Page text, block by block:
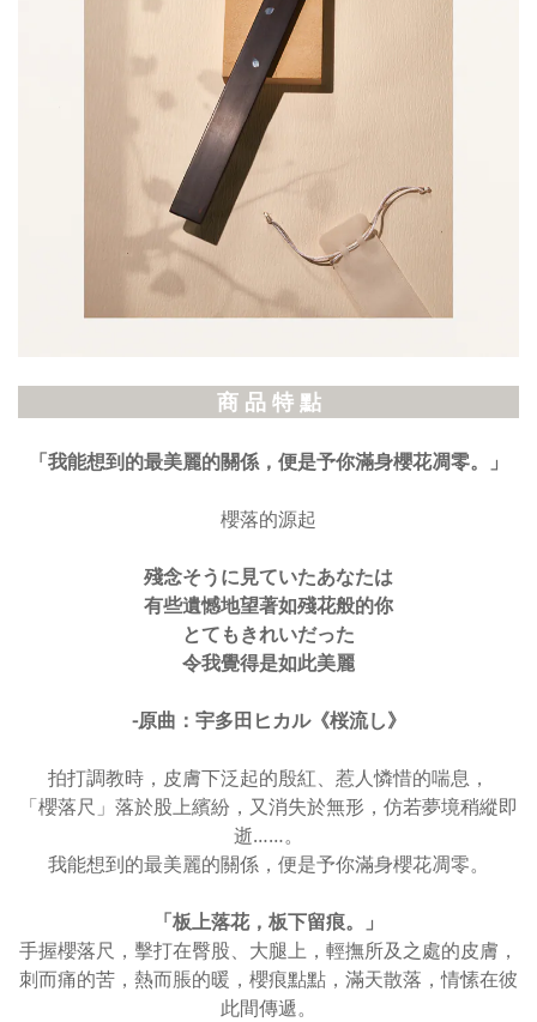
商 品 特 點
「我能想到的最美麗的關係，便是予你滿身櫻花凋零。」
櫻落的源起
殘念そうに見ていたあなたは
有些遺憾地望著如殘花般的你
とてもきれいだった
令我覺得是如此美麗
-原曲：宇多田ヒカル《桜流し》
拍打調教時，皮膚下泛起的殷紅、惹人憐惜的喘息，
「櫻落尺」落於股上繽紛，又消失於無形，仿若夢境稍縱即
逝……。
我能想到的最美麗的關係，便是予你滿身櫻花凋零。
「板上落花，板下留痕。」
手握櫻落尺，擊打在臀股、大腿上，輕撫所及之處的皮膚，
刺而痛的苦，熱而脹的暖，櫻痕點點，滿天散落，情愫在彼
此間傳遞。